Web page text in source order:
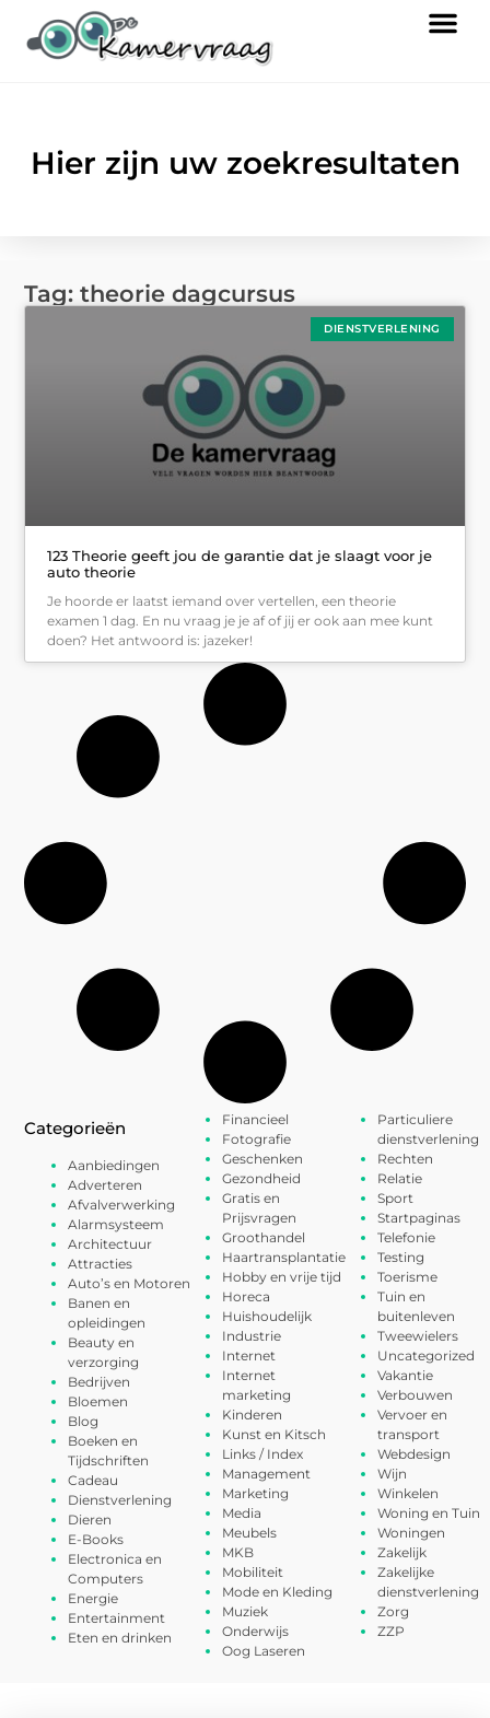
Hier zijn uw zoekresultaten
Tag: theorie dagcursus
DIENSTVERLENING
123 Theorie geeft jou de garantie dat je slaagt voor je
auto theorie
Je hoorde er laatst iemand over vertellen, een theorie
examen 1 dag. En nu vraag je je af of jij er ook aan mee kunt
doen? Het antwoord is: jazeker!
Categorieën
Aanbiedingen
Adverteren
Afvalverwerking
Alarmsysteem
Architectuur
Attracties
Auto’s en Motoren
Banen en
opleidingen
Beauty en
verzorging
Bedrijven
Bloemen
Blog
Boeken en
Tijdschriften
Cadeau
Dienstverlening
Dieren
E-Books
Electronica en
Computers
Energie
Entertainment
Eten en drinken
Financieel
Fotografie
Geschenken
Gezondheid
Gratis en
Prijsvragen
Groothandel
Haartransplantatie
Hobby en vrije tijd
Horeca
Huishoudelijk
Industrie
Internet
Internet
marketing
Kinderen
Kunst en Kitsch
Links / Index
Management
Marketing
Media
Meubels
MKB
Mobiliteit
Mode en Kleding
Muziek
Onderwijs
Oog Laseren
Particuliere
dienstverlening
Rechten
Relatie
Sport
Startpaginas
Telefonie
Testing
Toerisme
Tuin en
buitenleven
Tweewielers
Uncategorized
Vakantie
Verbouwen
Vervoer en
transport
Webdesign
Wijn
Winkelen
Woning en Tuin
Woningen
Zakelijk
Zakelijke
dienstverlening
Zorg
ZZP